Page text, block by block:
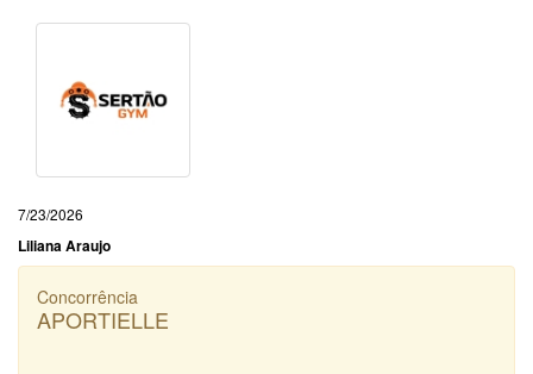
7/23/2026
Liliana Araujo
Concorrência
APORTIELLE